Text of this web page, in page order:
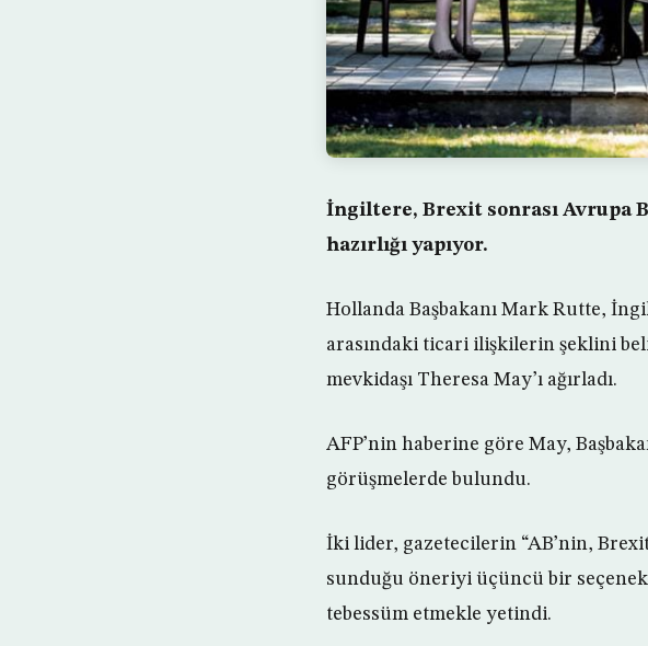
İngiltere, Brexit sonrası Avrupa
hazırlığı yapıyor.
Hollanda Başbakanı Mark Rutte,
arasındaki ticari ilişkilerin şeklini
mevkidaşı Theresa May’ı ağırladı.
AFP’nin haberine göre May,
görüşmelerde bulundu.
İki lider, gazetecilerin “AB’nin,
sunduğu öneriyi üçüncü bir seçenek
tebessüm etmekle yetindi.